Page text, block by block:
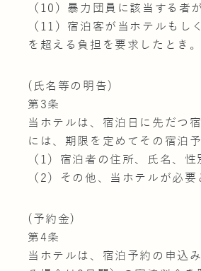
（10）暴力団員に該当する者
（11）宿泊客が当ホテルもし
を超える負担を要求したとき。
(氏名等の明告)
第3条
当ホテルは、宿泊日に先だつ
には、期限を定めてその宿泊
（1）宿泊者の住所、氏名、
（2）その他、当ホテルが必要
(予約金)
第4条
当ホテルは、宿泊予約の申込